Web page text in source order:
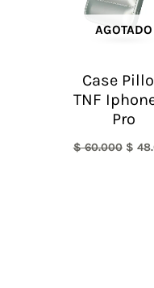
AGOTADO
Case
TNF
Pro
$60.000 $